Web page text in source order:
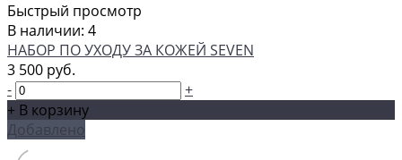
Быстрый просмотр
В наличии: 4
НАБОР ПО УХОДУ ЗА КОЖЕЙ SEVEN
3 500 руб.
-
+
+ В корзину
Добавлено